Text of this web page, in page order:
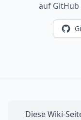
auf GitHub
Diese Wiki-